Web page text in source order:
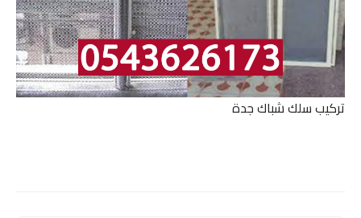
تركيب سلك شباك جدة